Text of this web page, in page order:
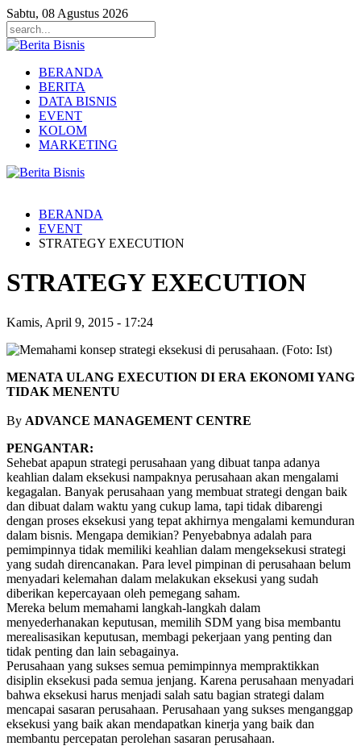
Sabtu, 08 Agustus 2026
BERANDA
BERITA
DATA BISNIS
EVENT
KOLOM
MARKETING
BERANDA
EVENT
STRATEGY EXECUTION
STRATEGY EXECUTION
Kamis, April 9, 2015 - 17:24
MENATA ULANG EXECUTION DI ERA EKONOMI YANG
TIDAK MENENTU
By ADVANCE MANAGEMENT CENTRE
PENGANTAR:
Sehebat apapun strategi perusahaan yang dibuat tanpa adanya
keahlian dalam eksekusi nampaknya perusahaan akan mengalami
kegagalan. Banyak perusahaan yang membuat strategi dengan baik
dan dibuat dalam waktu yang cukup lama, tapi tidak dibarengi
dengan proses eksekusi yang tepat akhirnya mengalami kemunduran
dalam bisnis. Mengapa demikian? Penyebabnya adalah para
pemimpinnya tidak memiliki keahlian dalam mengeksekusi strategi
yang sudah direncanakan. Para level pimpinan di perusahaan belum
menyadari kelemahan dalam melakukan eksekusi yang sudah
diberikan kepercayaan oleh pemegang saham.
Mereka belum memahami langkah-langkah dalam
menyederhanakan keputusan, memilih SDM yang bisa membantu
merealisasikan keputusan, membagi pekerjaan yang penting dan
tidak penting dan lain sebagainya.
Perusahaan yang sukses semua pemimpinnya mempraktikkan
disiplin eksekusi pada semua jenjang. Karena perusahaan menyadari
bahwa eksekusi harus menjadi salah satu bagian strategi dalam
mencapai sasaran perusahaan. Perusahaan yang sukses menganggap
eksekusi yang baik akan mendapatkan kinerja yang baik dan
membantu percepatan perolehan sasaran perusahaan.